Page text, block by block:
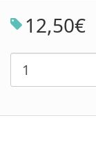
12,50€